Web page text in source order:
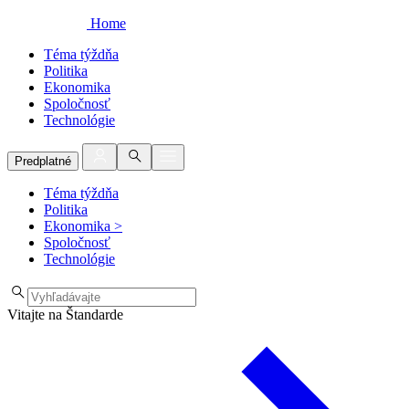
Home
Téma týždňa
Politika
Ekonomika
Spoločnosť
Technológie
Predplatné
Téma týždňa
Politika
Ekonomika >
Spoločnosť
Technológie
Vitajte na Štandarde